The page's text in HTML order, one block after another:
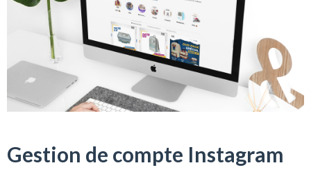
Gestion de compte Instagram